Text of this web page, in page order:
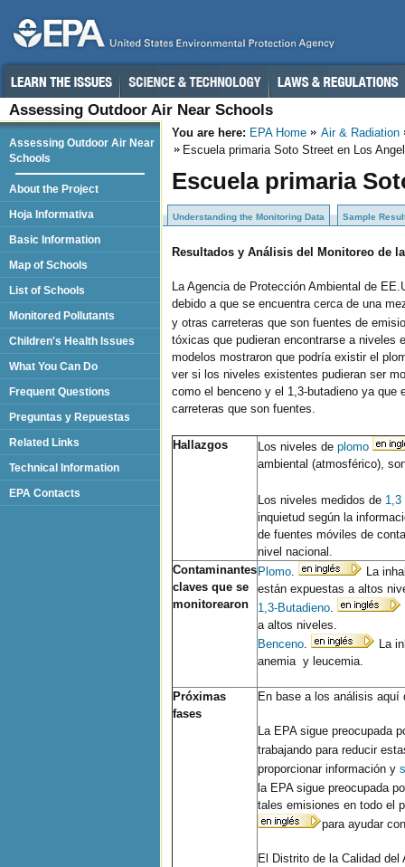
Assessing Outdoor Air Near Schools
You are here: EPA Home
Air & Radiation
Escuela primaria Soto Street en Los
Escuela primaria
Understanding the Monitoring Data Sample
Resultados y Análisis del Monitoreo de
La Agencia de Protección Ambiental de
debido a que se encuentra cerca de una
y otras carreteras que son fuentes de
tóxicas que pudieran encontrarse a niveles
modelos mostraron que podría existir el
ver si los niveles existentes pudieran ser
como el benceno y el 1,3-butadieno ya
carreteras que son fuentes.
Hallazgos Los niveles de plomo
ambiental (atmosférico),
Los niveles medidos de 1,3
inquietud según la
de fuentes móviles de
nivel nacional.
Contaminantes
claves que se
monitorearon
Plomo
La
están expuestas a altos
1,3-Butadieno
a altos niveles.
Benceno
La
anemia y leucemia.
Próximas
fases
En base a los análisis aquí
La EPA sigue
trabajando para reducir
proporcionar información y
la EPA sigue preocupada
tales emisiones en todo el
para ayudar
El Distrito de la Calidad
Assessing Outdoor Air Near
Schools
About the Project
Hoja Informativa
Basic Information
Map of Schools
List of Schools
Monitored Pollutants
Children's Health Issues
What You Can Do
Frequent Questions
Preguntas y Repuestas
Related Links
Technical Information
EPA Contacts